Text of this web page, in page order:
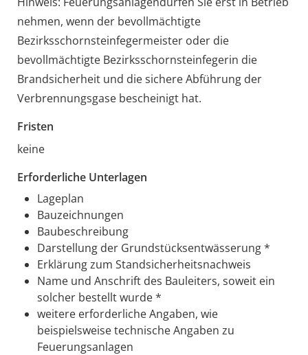
nehmen, wenn der bevollmächtigte
Bezirksschornsteinfegermeister oder die
bevollmächtigte Bezirksschornsteinfegerin die
Brandsicherheit und die sichere Abführung der
Verbrennungsgase bescheinigt hat.
Fristen
keine
Erforderliche Unterlagen
Lageplan
Bauzeichnungen
Baubeschreibung
Darstellung der Grundstücksentwässerung *
Erklärung zum Standsicherheitsnachweis
Name und Anschrift des Bauleiters, soweit ein
solcher bestellt wurde *
weitere erforderliche Angaben, wie
beispielsweise technische Angaben zu
Feuerungsanlagen